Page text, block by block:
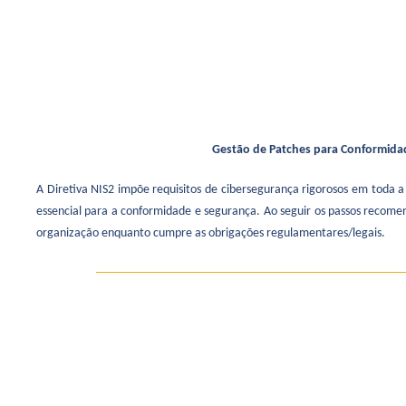
Gestão de Patches para
A Diretiva NIS2 impõe requisitos de cibersegurança rigorosos em toda
essencial para a conformidade e segurança. Ao seguir os passos
organização enquanto cumpre as obrigações regulamentares/legais.